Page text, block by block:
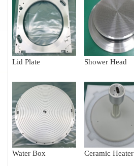
Lid Plate Shower Head
Water Box Ceramic Heater